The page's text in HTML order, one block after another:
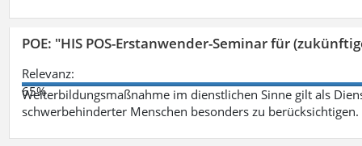
POE: "HIS POS-Erstanwender-Seminar für
Relevanz:
65%
Weiterbildungsmaßnahme im dienstlichen Sinne gilt als
schwerbehinderter Menschen besonders zu berücksichtigen.